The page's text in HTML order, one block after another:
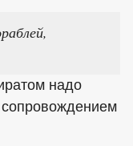
надо
сопровождением